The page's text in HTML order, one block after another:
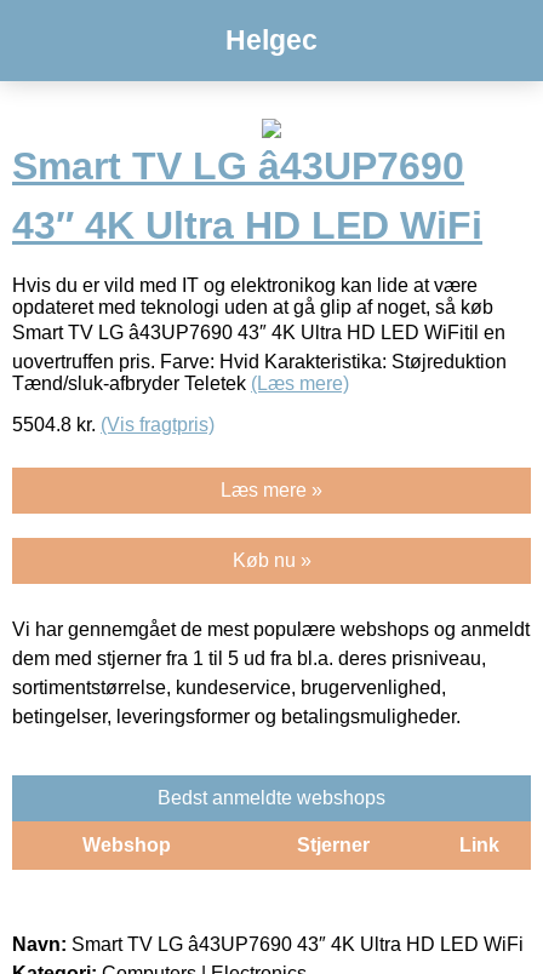
Helgec
Smart TV LG â43UP7690
43″ 4K Ultra HD LED WiFi
Hvis du er vild med IT og elektronikog kan lide at være
opdateret med teknologi uden at gå glip af noget, så køb
Smart TV LG â43UP7690 43″ 4K Ultra HD LED WiFitil en
uovertruffen pris. Farve: Hvid Karakteristika: Støjreduktion
Tænd/sluk-afbryder Teletek (Læs mere)
5504.8 kr. (Vis fragtpris)
Læs mere »
Køb nu »
Vi har gennemgået de mest populære webshops og anmeldt
dem med stjerner fra 1 til 5 ud fra bl.a. deres prisniveau,
sortimentstørrelse, kundeservice, brugervenlighed,
betingelser, leveringsformer og betalingsmuligheder.
Bedst anmeldte webshops
Webshop Stjerner Link
Navn: Smart TV LG â43UP7690 43″ 4K Ultra HD LED WiFi